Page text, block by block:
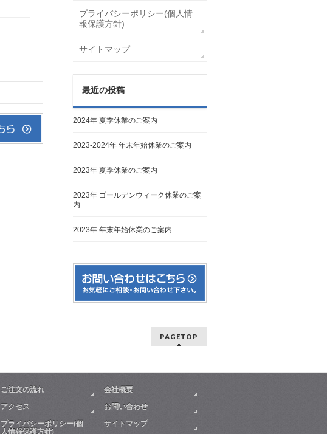
プライバシーポリシー(個人情
報保護方針)
サイトマップ
最近の投稿
2024年 夏季休業のご案内
2023-2024年 年末年始休業のご案内
2023年 夏季休業のご案内
2023年 ゴールデンウィーク休業のご案
内
2023年 年末年始休業のご案内
PAGETOP
ご注文の流れ
会社概要
アクセス
お問い合わせ
プライバシーポリシー(個
人情報保護方針)
サイトマップ